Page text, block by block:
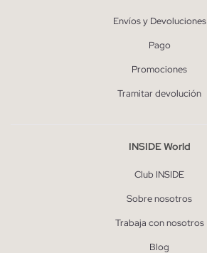
Envíos y Devoluciones
Pago
Promociones
Tramitar devolución
INSIDE World
Club INSIDE
Sobre nosotros
Trabaja con nosotros
Blog